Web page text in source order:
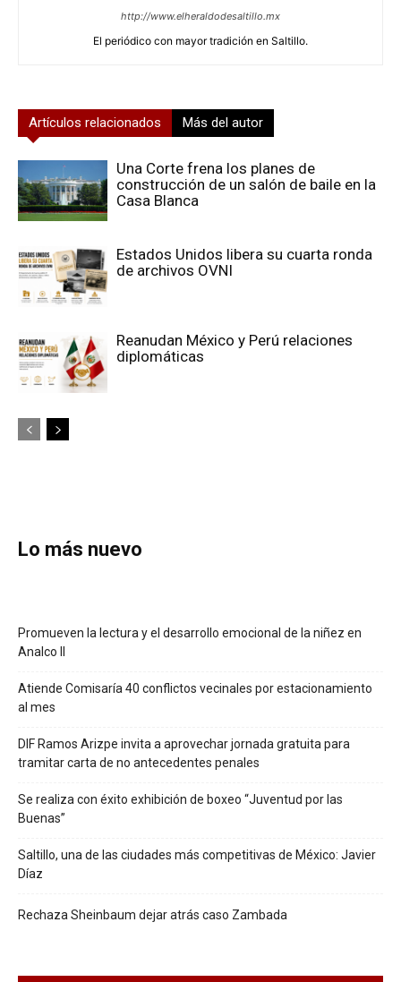
http://www.elheraldodesaltillo.mx
El periódico con mayor tradición en Saltillo.
Artículos relacionados Más del autor
Una Corte frena los planes de
construcción de un salón de baile en la
Casa Blanca
Estados Unidos libera su cuarta ronda
de archivos OVNI
Reanudan México y Perú relaciones
diplomáticas
Lo más nuevo
Promueven la lectura y el desarrollo emocional de la niñez en
Analco II
Atiende Comisaría 40 conflictos vecinales por estacionamiento
al mes
DIF Ramos Arizpe invita a aprovechar jornada gratuita para
tramitar carta de no antecedentes penales
Se realiza con éxito exhibición de boxeo “Juventud por las
Buenas”
Saltillo, una de las ciudades más competitivas de México: Javier
Díaz
Rechaza Sheinbaum dejar atrás caso Zambada